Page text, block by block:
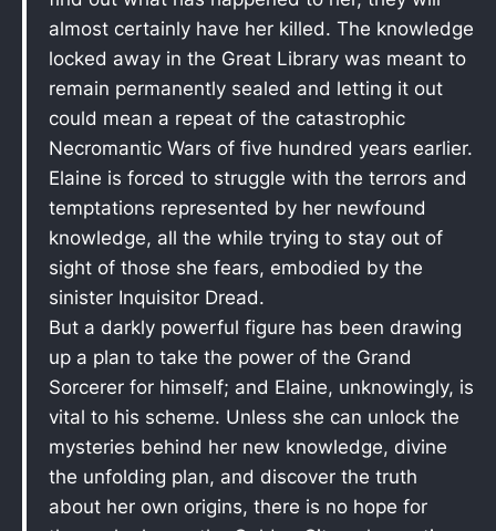
almost certainly have her killed. The knowledge
locked away in the Great Library was meant to
remain permanently sealed and letting it out
could mean a repeat of the catastrophic
Necromantic Wars of five hundred years earlier.
Elaine is forced to struggle with the terrors and
temptations represented by her newfound
knowledge, all the while trying to stay out of
sight of those she fears, embodied by the
sinister Inquisitor Dread.
But a darkly powerful figure has been drawing
up a plan to take the power of the Grand
Sorcerer for himself; and Elaine, unknowingly, is
vital to his scheme. Unless she can unlock the
mysteries behind her new knowledge, divine
the unfolding plan, and discover the truth
about her own origins, there is no hope for